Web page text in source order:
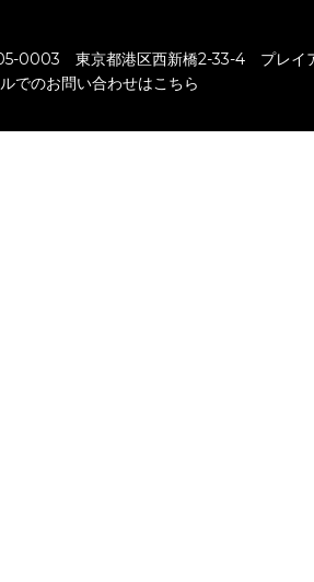
0003 東京都港区西新橋2-33-4 プレイ
でのお問い合わせはこちら